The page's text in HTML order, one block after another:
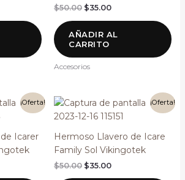
$50.00 $35.00
AÑADIR AL
CARRITO
Accesorios
¡Oferta!
Icarer
¡Oferta!
Hermoso Llavero de Icare
Family Sol Vikingotek
$50.00
El
original
$50.00.
$35.00
El
precio
actual
$35.00.